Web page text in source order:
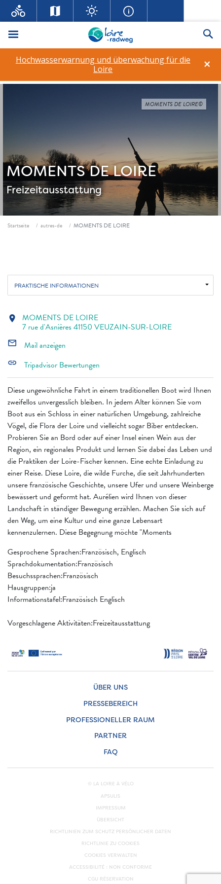
Menü
×
Hochwasserwarnung und überwachung für die
Loire
MOMENTS DE LOIRE
Freizeitausstattung
MOMENTS DE LOIRE©
Fil d'ariane
Startseite autres-de MOMENTS DE LOIRE
PRAKTISCHE INFORMATIONEN
Diese ungewöhnliche Fahrt in einem traditionellen Boot wird Ihnen
zweifellos unvergesslich bleiben. In jedem Alter können Sie vom
Boot aus ein Schloss in einer natürlichen Umgebung, zahlreiche
Vögel, die Flora der Loire und vielleicht sogar Biber entdecken.
Probieren Sie an Bord oder auf einer Insel einen Wein aus der
Region, ein regionales Produkt und lernen Sie dabei das Leben und
die Praktiken der Loire-Fischer kennen. Eine echte Einladung zu
einer Reise. Diese Loire, die wilde Furche, die seit Jahrhunderten
unsere französische Geschichte, unsere Ufer und unsere Weinberge
bewässert und geformt hat. Aurélien wird Ihnen von dieser
Landschaft in ständiger Bewegung erzählen. Machen Sie sich auf
den Weg, um eine Kultur und eine ganze Lebensart
kennenzulernen. Diese Begegnung möchte "Moments
Gesprochene Sprachen:Französisch, Englisch
Sprachdokumentation:Französisch
Besuchssprachen:Französisch
Hausgruppen:ja
Informationstafel:Französisch Englisch
Vorgeschlagene Aktivitäten:Freizeitausstattung
location_on MOMENTS DE LOIRE
7 rue d'Asnières 41150 VEUZAIN-SUR-LOIRE
mail_outline Mail anzeigen
link Tripadvisor Bewertungen
ÜBER UNS
PRESSEBEREICH
PROFESSIONELLER RAUM
PARTNER
FAQ
© LA LOIRE À VÉLO
APSULIS
IMPRESSUM
ÜBERSICHT
RICHTLINIEN ZUM SCHUTZ PERSÖNLICHER DATEN
RICHTLINIE ZU COOKIES
COOKIES VERWALTEN
ACCESSIBILITÉ : NON CONFORME
CGU RÉSERVATION